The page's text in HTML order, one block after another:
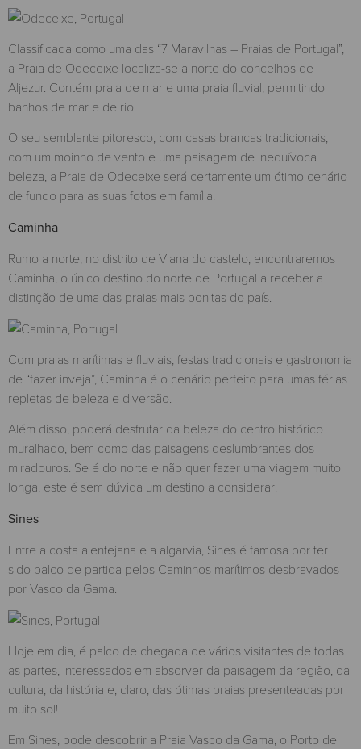
Classificada como uma das “7 Maravilhas – Praias de Portugal”,
a Praia de Odeceixe localiza-se a norte do concelhos de
Aljezur. Contém praia de mar e uma praia fluvial, permitindo
banhos de mar e de rio.
O seu semblante pitoresco, com casas brancas tradicionais,
com um moinho de vento e uma paisagem de inequívoca
beleza, a Praia de Odeceixe será certamente um ótimo cenário
de fundo para as suas fotos em família.
Caminha
Rumo a norte, no distrito de Viana do castelo, encontraremos
Caminha, o único destino do norte de Portugal a receber a
distinção de uma das praias mais bonitas do país.
Com praias marítimas e fluviais, festas tradicionais e gastronomia
de “fazer inveja”, Caminha é o cenário perfeito para umas férias
repletas de beleza e diversão.
Além disso, poderá desfrutar da beleza do centro histórico
muralhado, bem como das paisagens deslumbrantes dos
miradouros. Se é do norte e não quer fazer uma viagem muito
longa, este é sem dúvida um destino a considerar!
Sines
Entre a costa alentejana e a algarvia, Sines é famosa por ter
sido palco de partida pelos Caminhos marítimos desbravados
por Vasco da Gama.
Hoje em dia, é palco de chegada de vários visitantes de todas
as partes, interessados em absorver da paisagem da região, da
cultura, da história e, claro, das ótimas praias presenteadas por
muito sol!
Em Sines, pode descobrir a Praia Vasco da Gama, o Porto de